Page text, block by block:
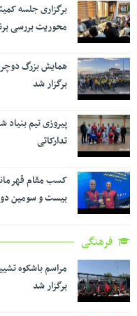
برگزاری جلسه
محوریت بررسی
همایش بزرگ
برگزار شد
پیروزی تیم بنیاد
تدارکاتی
کسب مقام
بیست و سومین
فرهنگی
مراسم باشکوه
برگزار شد